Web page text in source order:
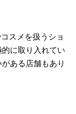
スメを扱うショ
に取り入れてい
ある店舗もあり